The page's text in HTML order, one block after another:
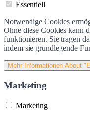
Essentiell
Notwendige Cookies
Ohne diese Cookies kann
funktionieren. Sie tragen
indem sie grundlegende
Mehr Informationen About
Marketing
Marketing